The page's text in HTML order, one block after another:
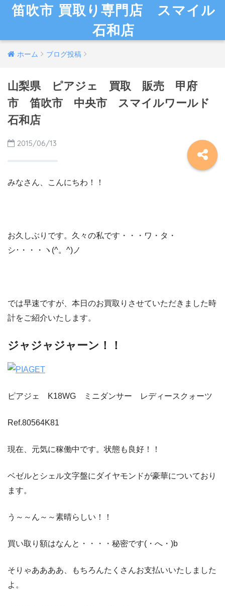
笛吹市 買取り専門店 スマイル
石和店
ホーム ブログ投稿
山梨県 ピアジェ 買取 販売 甲府
市 笛吹市 中央市 スマイルワールド
石和店
2015/06/13
みなさん、こんにちわ！！
お久しぶりです。久々の私です・・・ワ・タ・
シ･・・・ヽ(^。^)ノ
では早速ですが、本日のお買取りさせていただきました時
計をご紹介いたします。
ジャジャジャーン！！
ピアジェ K18WG ミニダンサー レディースクォーツ
Ref.80564K81
現在、元気に稼働中です。状態も良好！！
ベゼルとシェル文字盤にダイヤモンドが豪華についており
ます。
う～～ん～～素晴らしい！！
買い取り額はなんと・・・・秘密です(・へ・)b
そりゃああああ、もちろんたくさんお支払いいたしました
よ。